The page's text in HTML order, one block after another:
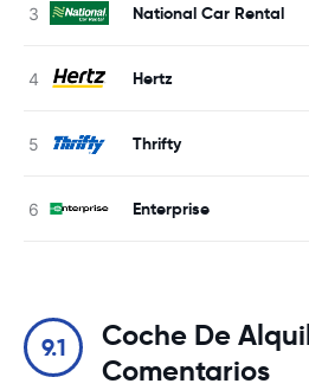
National Car Rental
Hertz
Thrifty
Enterprise
9.1
Coche De
Comentarios